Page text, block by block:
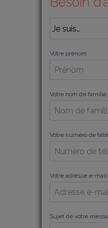
Votre prénom
Votre nom de famille
Votre numéro de
Votre adresse e-mail
Sujet de votre